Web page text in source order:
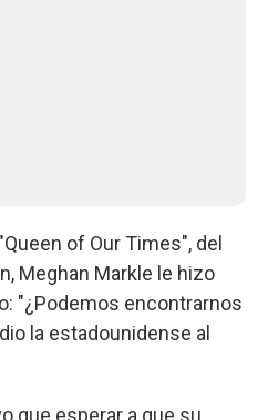
of Our Times", del
Meghan Markle le hizo
"¿Podemos encontrarnos
la estadounidense al
que esperar a que su